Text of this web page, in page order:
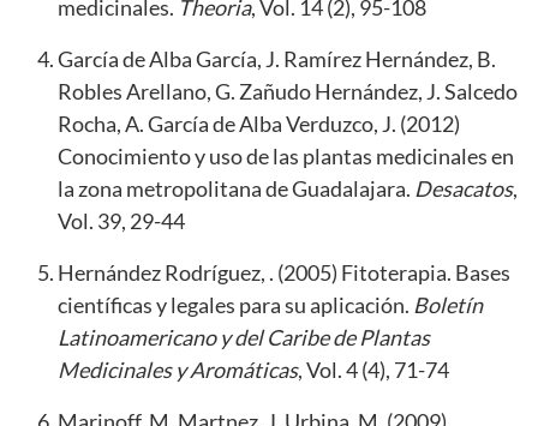
medicinales. Theoria, Vol. 14 (2), 95-108
García de Alba García, J. Ramírez Hernández, B.
Robles Arellano, G. Zañudo Hernández, J. Salcedo
Rocha, A. García de Alba Verduzco, J. (2012)
Conocimiento y uso de las plantas medicinales en
la zona metropolitana de Guadalajara. Desacatos,
Vol. 39, 29-44
Hernández Rodríguez, . (2005) Fitoterapia. Bases
científicas y legales para su aplicación. Boletín
Latinoamericano y del Caribe de Plantas
Medicinales y Aromáticas, Vol. 4 (4), 71-74